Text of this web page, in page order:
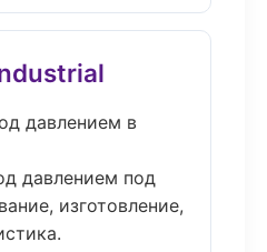
давлением в
давлением под
изготовление,